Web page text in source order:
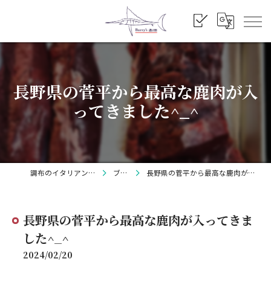
長野県の菅平から最高な鹿肉が入
ってきました^_^
調布のイタリアンならBarry's ブログ 長野県の菅平から最高な鹿肉が入ってきました^_^
長野県の菅平から最高な鹿肉が入ってきま
した^_^
2024/02/20